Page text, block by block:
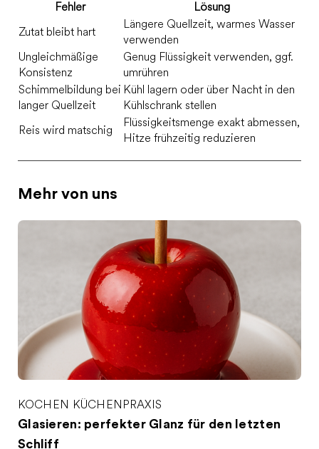
Fehler Lösung
Zutat bleibt hart
Längere Quellzeit, warmes Wasser
verwenden
Ungleichmäßige
Konsistenz
Genug Flüssigkeit verwenden, ggf.
umrühren
Schimmelbildung bei
langer Quellzeit
Kühl lagern oder über Nacht in den
Kühlschrank stellen
Reis wird matschig
Flüssigkeitsmenge exakt abmessen,
Hitze frühzeitig reduzieren
Mehr von uns
KOCHEN KÜCHENPRAXIS
Glasieren: perfekter Glanz für den letzten
Schliff